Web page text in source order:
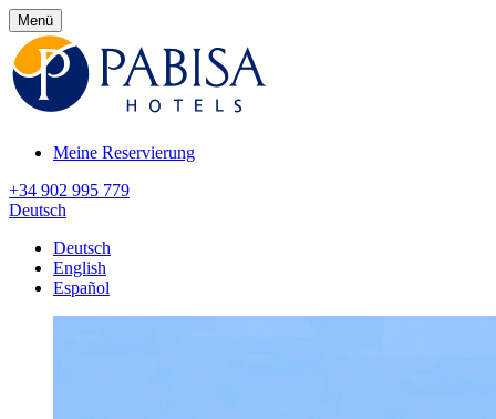
Menü
Meine Reservierung
+34 902 995 779
Deutsch
Deutsch
English
Español